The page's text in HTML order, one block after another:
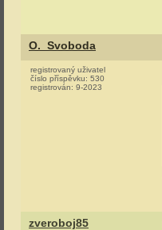
O._Svoboda
registrovaný uživatel
číslo příspěvku: 530
registrován: 9-2023
zveroboj85